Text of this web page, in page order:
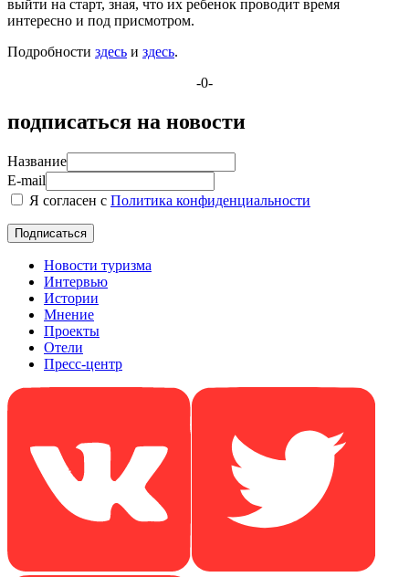
выйти на старт, зная, что их ребенок проводит время
интересно и под присмотром.
Подробности здесь и здесь.
-0-
подписаться на новости
Название
E-mail
Я согласен с Политика конфиденциальности
Новости туризма
Интервью
Истории
Мнение
Проекты
Отели
Пресс-центр